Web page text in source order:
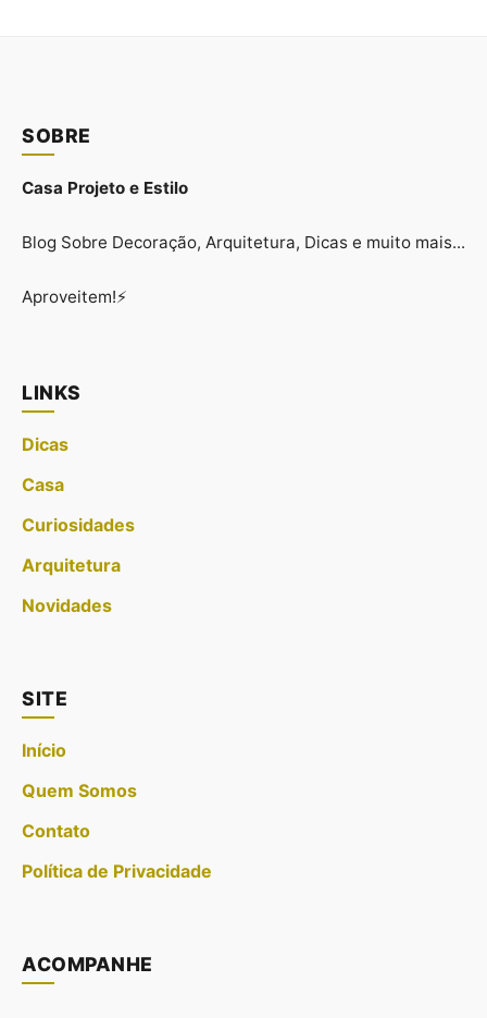
SOBRE
Casa Projeto e Estilo
Blog Sobre Decoração, Arquitetura, Dicas e muito mais...
Aproveitem!⚡
LINKS
Dicas
Casa
Curiosidades
Arquitetura
Novidades
SITE
Início
Quem Somos
Contato
Política de Privacidade
ACOMPANHE